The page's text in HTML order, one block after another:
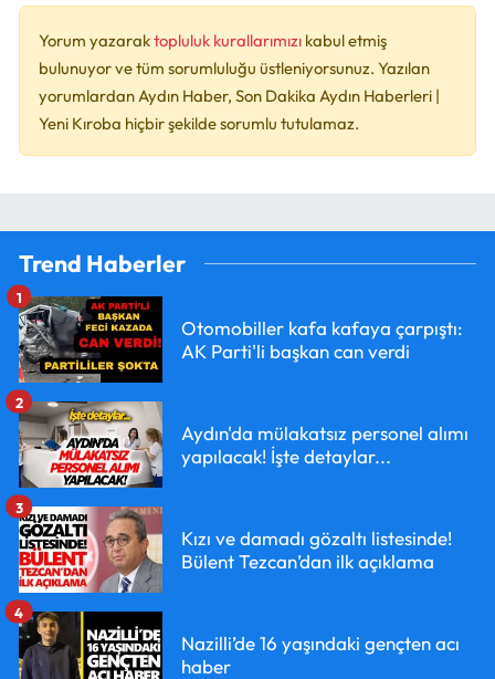
Yorum yazaraktopluluk kurallarımızı kabul etmiş
bulunuyor ve tüm sorumluluğu üstleniyorsunuz. Yazılan
yorumlardan Aydın Haber, Son Dakika Aydın Haberleri |
Yeni Kıroba hiçbir şekilde sorumlu tutulamaz.
Trend Haberler
Otomobiller kafa kafaya çarpıştı:
AK Parti'li başkan can verdi
1
Aydın'da mülakatsız personel alımı
yapılacak! İşte detaylar...
2
Kızı ve damadı gözaltı listesinde!
Bülent Tezcan’dan ilk açıklama
3
Nazilli’de 16 yaşındaki gençten acı
haber
4